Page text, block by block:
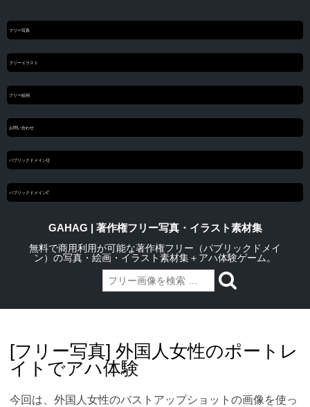
フリー写真
フリーイラスト
フリー絵画
お問い合わせ
パブリックドメインQ
パブリックドメインC
GAHAG | 著作権フリー写真・イラスト素材集
無料で商用利用が可能な著作権フリー（パブリックドメイ
ン）の写真・絵画・イラスト素材集＋アハ体験ゲーム。
content[フリー写真] 外国人女性のポートレ
イトでアハ体験
今回は、外国人女性のバストアップショットの画像を使っ